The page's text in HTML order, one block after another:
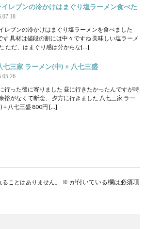
イレブンの冷かけはまぐり塩ラーメン食べた
レブンの冷かけはまぐり塩ラーメンを食べました
す 具材は値段の割には中々ですね 美味しい塩ラーメ
ただ、はまぐり感は分からな[…]
七三家 ラーメン(中) + 八七三盛
行った後に寄りました 昼に行きたかったんですが時
裕がなくて断念、 夕方に行きました 八七三家 ラー
+ 八七三盛 800円 […]
ことはありません。 ※ が付いている欄は必須項